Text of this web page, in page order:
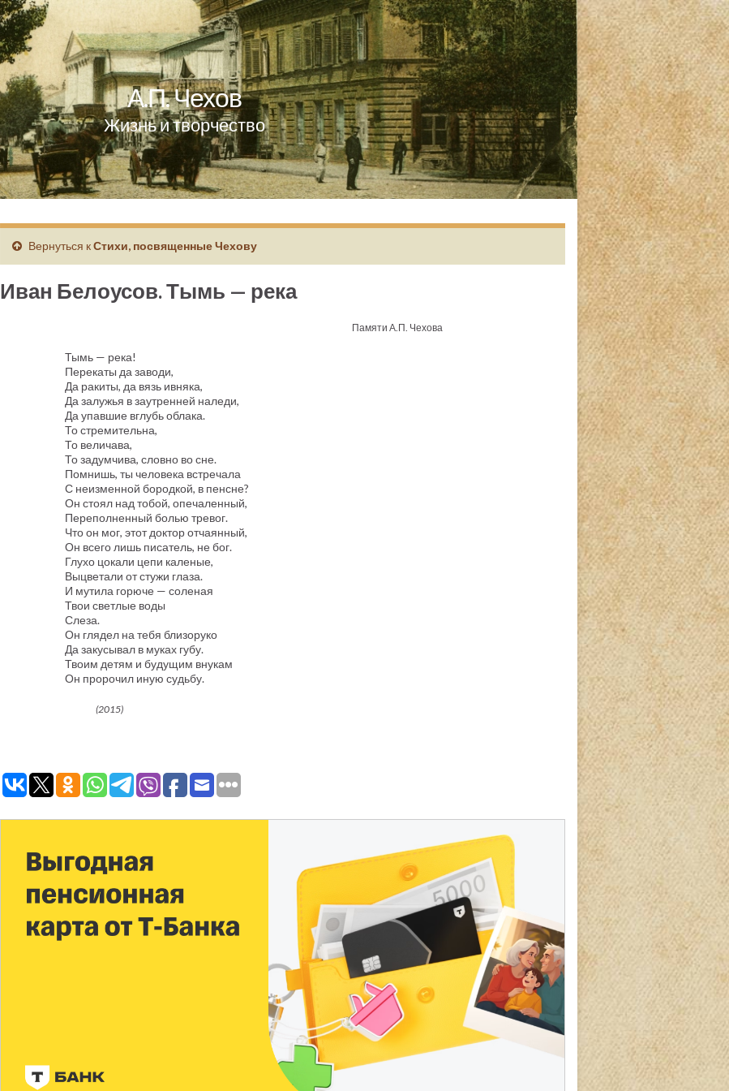
А.П. Чехов
Жизнь и творчество
Вернуться кСтихи, посвященные Чехову
Иван Белоусов. Тымь — река
Памяти А.П. Чехова
Тымь — река!
Перекаты да заводи,
Да ракиты, да вязь ивняка,
Да залужья в заутренней наледи,
Да упавшие вглубь облака.
То стремительна,
То величава,
То задумчива, словно во сне.
Помнишь, ты человека встречала
С неизменной бородкой, в пенсне?
Он стоял над тобой, опечаленный,
Переполненный болью тревог.
Что он мог, этот доктор отчаянный,
Он всего лишь писатель, не бог.
Глухо цокали цепи каленые,
Выцветали от стужи глаза.
И мутила горюче — соленая
Твои светлые воды
Слеза.
Он глядел на тебя близоруко
Да закусывал в муках губу.
Твоим детям и будущим внукам
Он пророчил иную судьбу.
(2015)